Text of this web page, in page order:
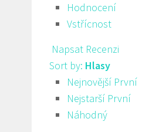
Hodnocení
Vstřícnost
Napsat Recenzi
Sort by: Hlasy
Nejnovější První
Nejstarší První
Náhodný